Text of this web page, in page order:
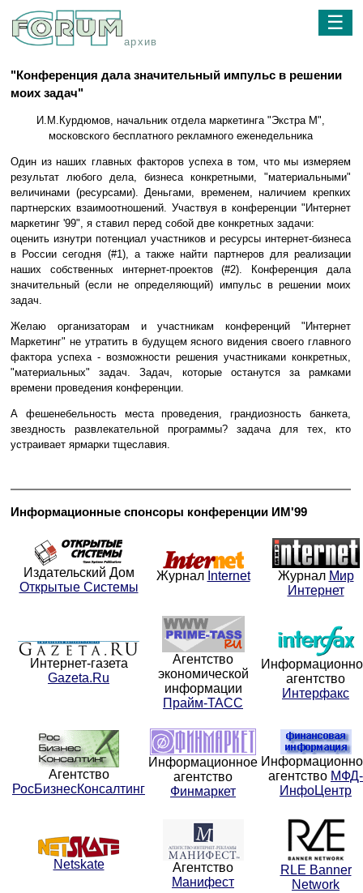
архив
☰
"Конференция дала значительный импульс в решении
моих задач"
И.М.Курдюмов, начальник отдела маркетинга "Экстра М",
московского бесплатного рекламного еженедельника
Один из наших главных факторов успеха в том, что мы измеряем
результат любого дела, бизнеса конкретными, "материальными"
величинами (ресурсами). Деньгами, временем, наличием крепких
партнерских взаимоотношений. Участвуя в конференции "Интернет
маркетинг '99", я ставил перед собой две конкретных задачи:
оценить изнутри потенциал участников и ресурсы интернет-бизнеса
в России сегодня (#1), а также найти партнеров для реализации
наших собственных интернет-проектов (#2). Конференция дала
значительный (если не определяющий) импульс в решении моих
задач.
Желаю организаторам и участникам конференций "Интернет
Маркетинг" не утратить в будущем ясного видения своего главного
фактора успеха - возможности решения участниками конкретных,
"материальных" задач. Задач, которые останутся за рамками
времени проведения конференции.
А фешенебельность места проведения, грандиозность банкета,
звездность развлекательной программы? задача для тех, кто
устраивает ярмарки тщеславия.
Информационные спонсоры конференции ИМ'99
Издательский Дом
Открытые Системы
Журнал Internet Журнал Мир
Интернет
Интернет-газета
Gazeta.Ru
Агентство
экономической
информации
Прайм-ТАСС
агентство
Интерфакс
Агентство
РосБизнесКонсалтинг
Информационное
агентство
Финмаркет
агентство МФД-
ИнфоЦентр
Netskate
Агентство
Манифест
RLE Banner
Network